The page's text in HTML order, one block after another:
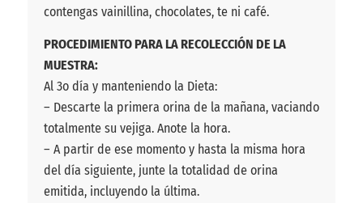
contengas vainillina, chocolates, te ni café.
PROCEDIMIENTO PARA LA RECOLECCIÓN DE LA
MUESTRA:
Al 3o día y manteniendo la Dieta:
– Descarte la primera orina de la mañana, vaciando
totalmente su vejiga. Anote la hora.
– A partir de ese momento y hasta la misma hora
del día siguiente, junte la totalidad de orina
emitida, incluyendo la última.